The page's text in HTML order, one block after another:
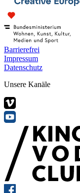
Barrierefrei
Impressum
Datenschutz
Unsere Kanäle